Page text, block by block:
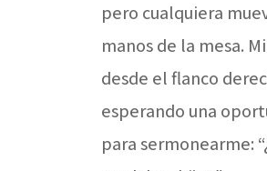
pero cualquiera
manos de la mesa.
desde el flanco
esperando una
para sermonearme: